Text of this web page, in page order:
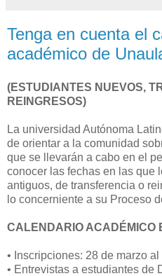
Tenga en cuenta el
académico de
(ESTUDIANTES NUEVOS,
REINGRESOS)
La universidad Autónoma
de orientar a la comunidad
que se llevarán a cabo en el
conocer las fechas en las que
antiguos, de transferencia o
lo concerniente a su Proceso
CALENDARIO ACADÉMICO
• Inscripciones: 28 de marzo
• Entrevistas a estudiantes de